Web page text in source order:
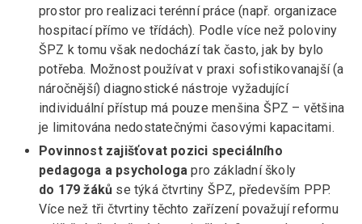
prostor pro realizaci terénní práce (např. organizace
hospitací přímo ve třídách). Podle více než poloviny
ŠPZ k tomu však nedochází tak často, jak by bylo
potřeba. Možnost používat v praxi sofistikovanajší (a
náročnější) diagnostické nástroje vyžadující
individuální přístup má pouze menšina ŠPZ – většina
je limitována nedostatečnými časovými kapacitami.
Povinnost zajišťovat pozici speciálního
pedagoga a psychologa pro základní školy
do 179 žáků se týká čtvrtiny ŠPZ, především PPP.
Více než tři čtvrtiny těchto zařízení považují reformu